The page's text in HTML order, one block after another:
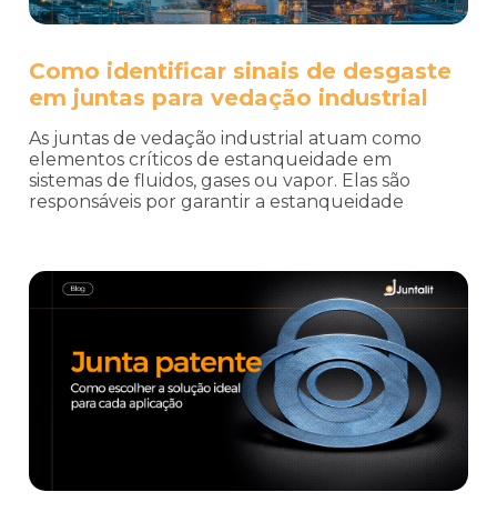
Como identificar sinais de desgaste
em juntas para vedação industrial
As juntas de vedação industrial atuam como
elementos críticos de estanqueidade em
sistemas de fluidos, gases ou vapor. Elas são
responsáveis por garantir a estanqueidade